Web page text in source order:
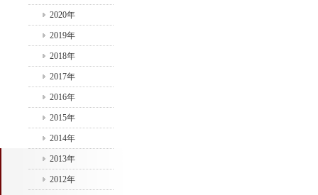
2020年
2019年
2018年
2017年
2016年
2015年
2014年
2013年
2012年